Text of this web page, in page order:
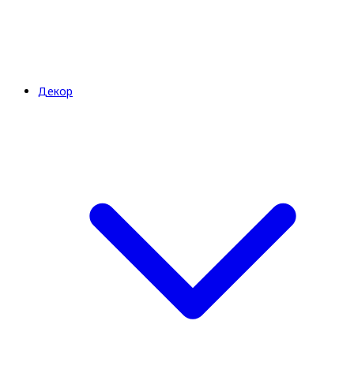
Декор